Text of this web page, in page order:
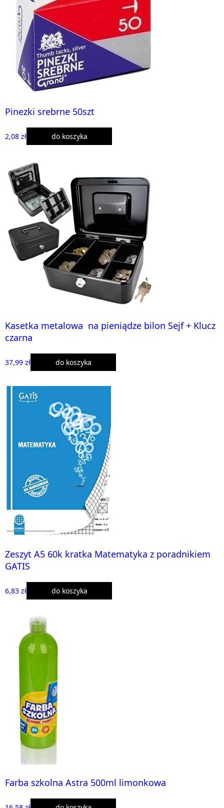
Pinezki srebrne 50szt
2,08 zł do koszyka
Kasetka metalowa na pieniądze bilon Sejf + Klucz
czarna
37,99 zł do koszyka
Zeszyt A5 60k kratka Matematyka z poradnikiem
GATIS
6,83 zł do koszyka
Farba szkolna Astra 500ml limonkowa